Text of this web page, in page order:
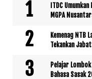
ITDC
MGPA
Kemenag NTB
Tekankan
Pelajar
Bahasa Sasak